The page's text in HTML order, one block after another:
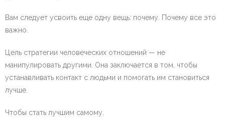
Вам следует усвоить еще одну вещь: почему. Почему все это
важно.
Цель стратегии человеческих отношений — не
манипулировать другими. Она заключается в том, чтобы
устанавливать контакт с людьми и помогать им становиться
лучше.
Чтобы стать лучшим самому.